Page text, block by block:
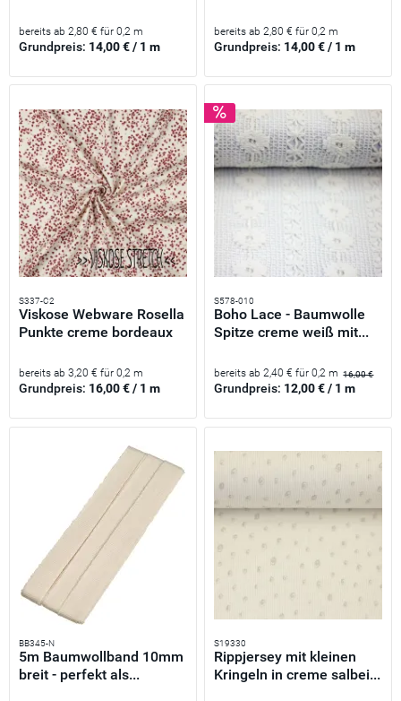
bereits ab 2,80 € für 0,2 m
Grundpreis: 14,00 € / 1 m
bereits ab 2,80 € für 0,2 m
Grundpreis: 14,00 € / 1 m
S337-C2
Viskose Webware Rosella
Punkte creme bordeaux
bereits ab 3,20 € für 0,2 m
Grundpreis: 16,00 € / 1 m
S578-010
Boho Lace - Baumwolle
Spitze creme weiß mit...
bereits ab 2,40 € für 0,2 m 16,00 €
Grundpreis: 12,00 € / 1 m
BB345-N
5m Baumwollband 10mm
breit - perfekt als...
S19330
Rippjersey mit kleinen
Kringeln in creme salbei...